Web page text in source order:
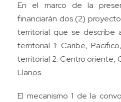
En el marco de la
financiarán dos (2)
territorial que se describe
territorial 1: Caribe,
territorial 2: Centro oriente,
Llanos.
El mecanismo 1 de la